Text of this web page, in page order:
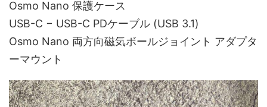
Osmo Nano 保護ケース
USB-C − USB-C PDケーブル (USB 3.1)
Osmo Nano 両方向磁気ボールジョイント アダプタ
ーマウント